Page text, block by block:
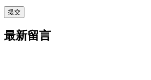
最新留言